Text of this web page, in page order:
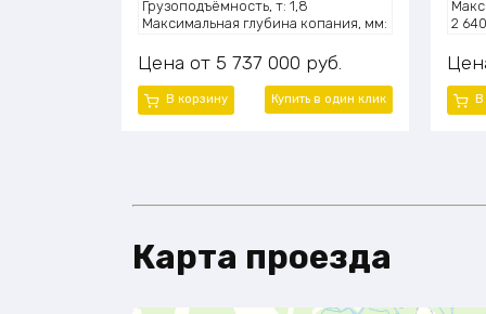
Грузоподъёмность, т: 1,8
Максимальная глубина копания, мм:
Высота подъёма ковша, мм: 4100
Мощность двигателя, л.с.: ~75 (55
кВт)
Модель двигателя: Xinchai 490
Цена 5 737 000 руб.
В корзину Купить в один клик
2 640
830
кВт)
Карта проезда